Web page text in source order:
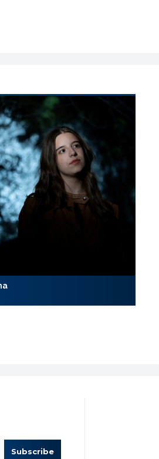
Subscribe